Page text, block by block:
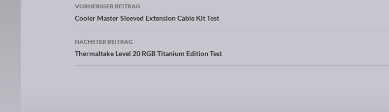
Beitragsnavigation
VORHERIGER BEITRAG
Cooler Master Sleeved Extension Cable Kit Test
NÄCHSTER BEITRAG
Thermaltake Level 20 RGB Titanium Edition Test